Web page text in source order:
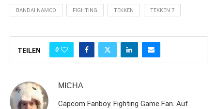
BANDAI NAMCO FIGHTING TEKKEN TEKKEN 7
TEILEN 0
MICHA
Capcom Fanboy. Fighting Game Fan. Auf